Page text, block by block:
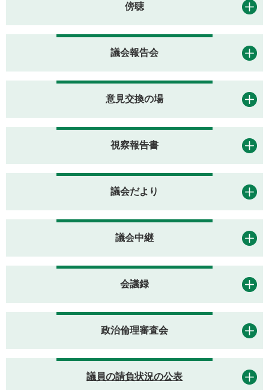
傍聴
議会報告会
意見交換の場
視察報告書
議会だより
議会中継
会議録
政治倫理審査会
議員の請負状況の公表